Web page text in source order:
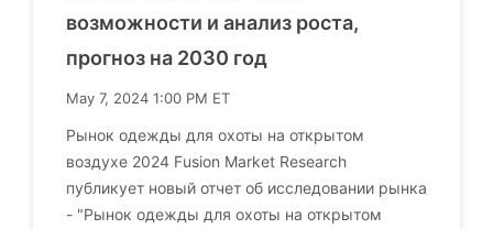
возможности и анализ роста,
прогноз на 2030 год
May 7, 2024 1:00 PM ET
Рынок одежды для охоты на открытом
воздухе 2024 Fusion Market Research
публикует новый отчет об исследовании рынка
- "Рынок одежды для охоты на открытом